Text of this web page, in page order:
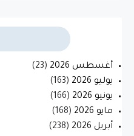
أغسطس 2026
(23)
يوليو 2026
(163)
يونيو 2026
(166)
مايو 2026
(168)
أبريل 2026
(238)